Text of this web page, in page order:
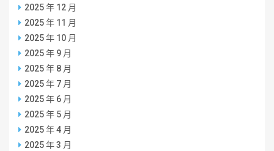
2025 年 12 月
2025 年 11 月
2025 年 10 月
2025 年 9 月
2025 年 8 月
2025 年 7 月
2025 年 6 月
2025 年 5 月
2025 年 4 月
2025 年 3 月